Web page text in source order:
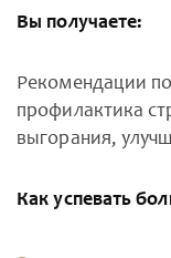
Вы получаете:
Рекомендации
профилактика
выгорания,
Как успевать